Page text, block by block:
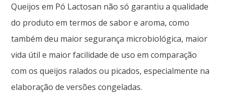
Queijos em Pó Lactosan não só garantiu a qualidade
do produto em termos de sabor e aroma, como
também deu maior segurança microbiológica, maior
vida útil e maior facilidade de uso em comparação
com os queijos ralados ou picados, especialmente na
elaboração de versões congeladas.